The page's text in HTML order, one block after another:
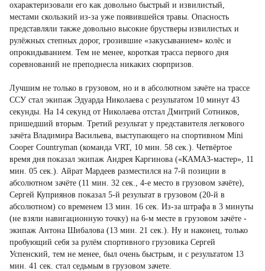
охарактеризовали его как довольно быстрый и извилистый,
местами скользкий из-за уже появившейся травы. Опасность
представляли также довольно высокие брустверы извилистых и
рулёжных степных дорог, грозившие «закусыванием» колёс и
опрокидыванием. Тем не менее, короткая трасса первого дня
соревнований не преподнесла никаких сюрпризов.
Лучшим не только в грузовом, но и в абсолютном зачёте на трассе
ССУ стал экипаж Эдуарда Николаева с результатом 10 минут 43
секунды. На 14 секунд от Николаева отстал Дмитрий Сотников,
пришедший вторым. Третий результат у представителя легкового
зачёта Владимира Васильева, выступающего на спортивном Mini
Cooper Countryman (команда VRT, 10 мин. 58 сек.). Четвёртое
время дня показал экипаж Андрея Каргинова («КАМАЗ-мастер», 11
мин. 05 сек.). Айрат Мардеев разместился на 7-й позиции в
абсолютном зачёте (11 мин. 32 сек., 4-е место в грузовом зачёте),
Сергей Куприянов показал 5-й результат в грузовом (20-й в
абсолютном) со временем 13 мин. 16 сек. Из-за штрафа в 3 минуты
(не взяли навигационную точку) на 6-м месте в грузовом зачёте -
экипаж Антона Шибалова (13 мин. 21 сек.). Ну и наконец, только
пробующий себя за рулём спортивного грузовика Сергей
Успенский, тем не менее, был очень быстрым, и с результатом 13
мин. 41 сек. стал седьмым в грузовом зачете.